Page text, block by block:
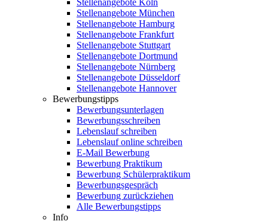
Stellenangebote Köln
Stellenangebote München
Stellenangebote Hamburg
Stellenangebote Frankfurt
Stellenangebote Stuttgart
Stellenangebote Dortmund
Stellenangebote Nürnberg
Stellenangebote Düsseldorf
Stellenangebote Hannover
Bewerbungstipps
Bewerbungsunterlagen
Bewerbungsschreiben
Lebenslauf schreiben
Lebenslauf online schreiben
E-Mail Bewerbung
Bewerbung Praktikum
Bewerbung Schülerpraktikum
Bewerbungsgespräch
Bewerbung zurückziehen
Alle Bewerbungstipps
Info